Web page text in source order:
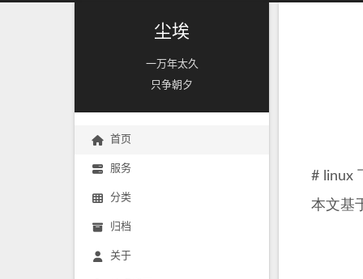
尘埃
一万年太久
只争朝夕
首页
服务
分类
归档
关于
# linux
本文基